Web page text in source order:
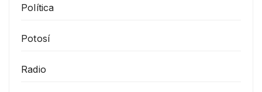
Política
Potosí
Radio